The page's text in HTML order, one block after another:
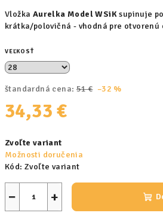
Vložka Aurelka Model WSiKsupinuje
krátka/polovičná - vhodná pre otvorenú
VEĽKOSŤ
štandardná cena: 51 € –32 %
34,33 €
cena:
Zvoľte variant
Možnosti doručenia
Kód: Zvoľte variant
+
−